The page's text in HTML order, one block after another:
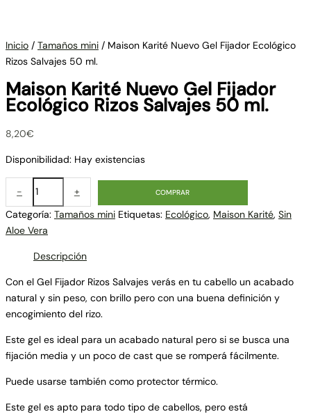
Inicio / Tamaños mini / Maison Karité Nuevo Gel Fijador Ecológico
Rizos Salvajes 50 ml.
Maison Karité Nuevo Gel Fijador
Ecológico Rizos Salvajes 50 ml.
8,20€
Disponibilidad: Hay existencias
- + COMPRAR
Categoría: Tamaños mini Etiquetas: Ecológico, Maison Karité, Sin
Aloe Vera
Descripción
Con el Gel Fijador Rizos Salvajes verás en tu cabello un acabado
natural y sin peso, con brillo pero con una buena definición y
encogimiento del rizo.
Este gel es ideal para un acabado natural pero si se busca una
fijación media y un poco de cast que se romperá fácilmente.
Puede usarse también como protector térmico.
Este gel es apto para todo tipo de cabellos, pero está